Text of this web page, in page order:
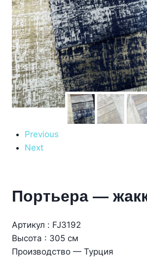
Previous
Next
Портьера —
Артикул : FJ3192
Высота : 305 см
Производство — Турция